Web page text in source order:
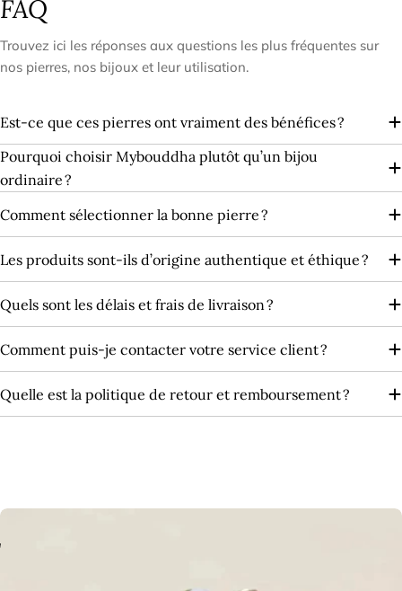
FAQ
Trouvez ici les réponses aux questions les plus fréquentes sur
nos pierres, nos bijoux et leur utilisation.
Est-ce que ces pierres ont vraiment des bénéfices ?
Pourquoi choisir Mybouddha plutôt qu’un bijou
ordinaire ?
Comment sélectionner la bonne pierre ?
Les produits sont‑ils d’origine authentique et éthique ?
Quels sont les délais et frais de livraison ?
Comment puis-je contacter votre service client ?
Quelle est la politique de retour et remboursement ?